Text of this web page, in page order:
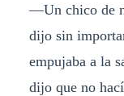
—Un chico de
dijo sin
empujaba a la
dijo que no